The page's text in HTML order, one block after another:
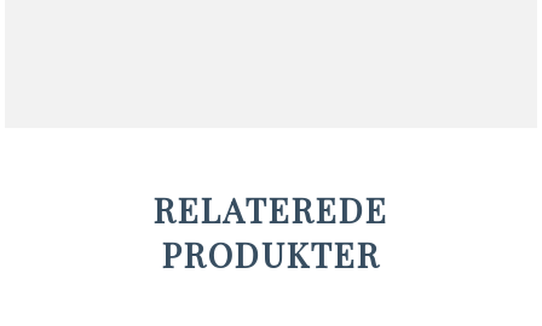
RELATEREDE
PRODUKTER